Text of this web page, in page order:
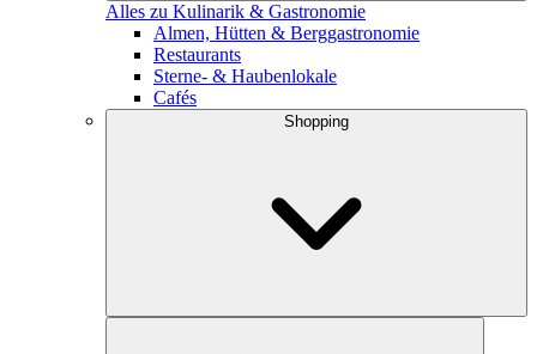
Alles zu Kulinarik & Gastronomie
Almen, Hütten & Berggastronomie
Restaurants
Sterne- & Haubenlokale
Cafés
Shopping